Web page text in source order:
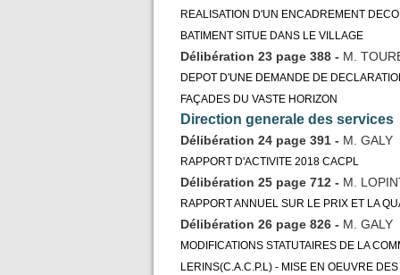
REALISATION D'UN ENCADREMENT
BATIMENT SITUE DANS LE VILLAGE
Délibération 23 page 388 - M.
DEPOT D'UNE DEMANDE DE
FAÇADES DU VASTE HORIZON
Direction generale des services
Délibération 24 page 391 - M. GALY
RAPPORT D'ACTIVITE 2018 CACPL
Délibération 25 page 712 - M.
RAPPORT ANNUEL SUR LE PRIX ET LA
Délibération 26 page 826 - M. GALY
MODIFICATIONS STATUTAIRES DE LA
LERINS(C.A.C.P.L) - MISE EN OEUVRE